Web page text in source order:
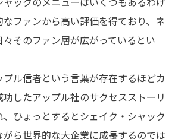
ファンから高い評価を得ており、ネ
々そのファン層が広がっているとい
ル信者という言葉が存在するほどカ
したアップル社のサクセスストーリ
ひょっとするとシェイク・シャック
ら世界的な大企業に成長するのでは